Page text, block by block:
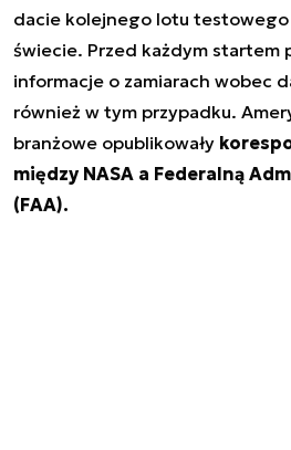
dacie kolejnego lotu testowego
świecie. Przed każdym startem
informacje o zamiarach wobec
również w tym przypadku.
branżowe opublikowały
między NASA a Federalną
(FAA).